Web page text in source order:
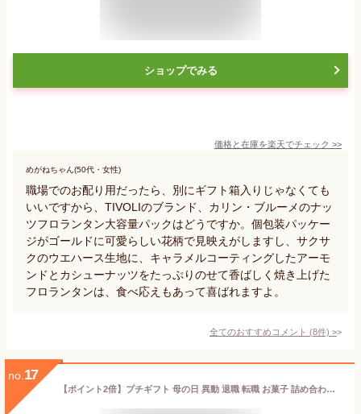
ショップでみる
価格と在庫を楽天でチェック >>
めがねちゃん(50代・女性)
職場でのお配り用だったら、別にギフト箱入りじゃなくても
いいですから、TIVOLIのブランド、カリン・ブルーメのナッ
ツフロランタン大容量パックはどうですか。個包装パッケー
ジがゴールドに可愛らしい花柄で見映えがしますし、サクサ
クのウエハース生地に、キャラメルコーティングしたアーモ
ンドとカシューナッツをたっぷりのせて香ばしく焼き上げた
フロランタンは、食べ応えもあって喜ばれますよ。
全てのおすすめコメント (8件) >
no. 17
【ポイント2倍】プチギフト 母の日 異動 退職 転職 お菓子 詰め合わせ 手土産 内祝い お返し お礼 個包装 焼き菓子 洋菓子 スイーツ プレゼント ギフト お配り 記念品 300円HSH-3N4 しあわせサブレ 3枚入